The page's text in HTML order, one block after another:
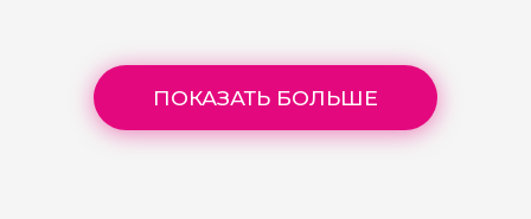
ПОКАЗАТЬ БОЛЬШЕ